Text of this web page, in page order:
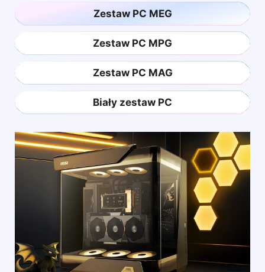
Zestaw PC MEG
Zestaw PC MPG
Zestaw PC MAG
Biały zestaw PC